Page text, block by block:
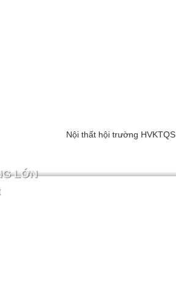
Nội thất hội trường HVKTQS
LỚN